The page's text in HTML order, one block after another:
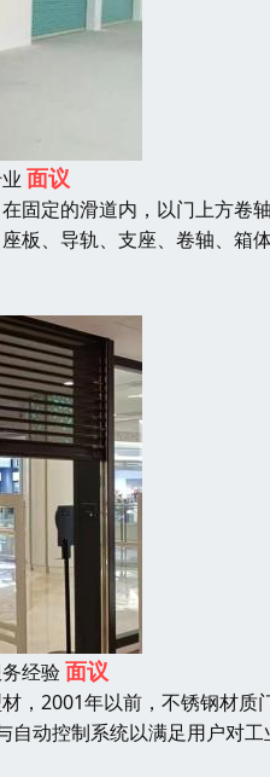
面议
固定的滑道内，以门上方
板、导轨、支座、卷轴、
经验面议
，2001年以前，不锈钢材
动控制系统以满足用户对